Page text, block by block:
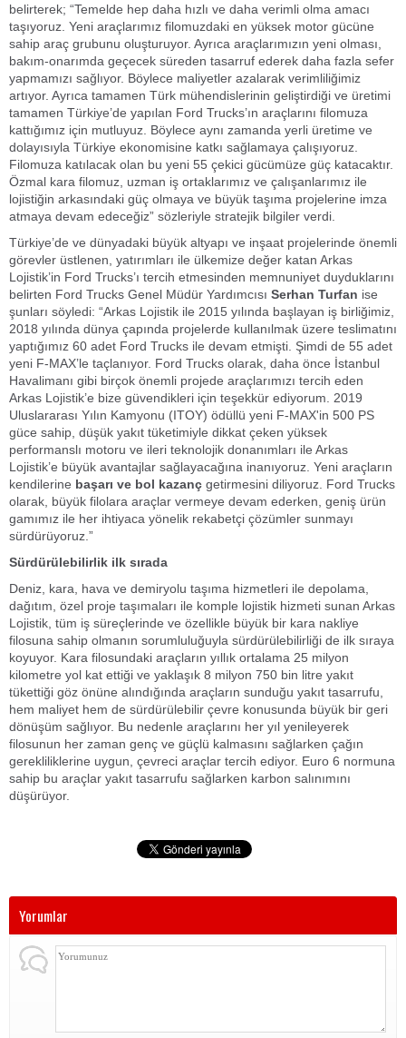
belirterek; “Temelde hep daha hızlı ve daha verimli olma amacı
taşıyoruz. Yeni araçlarımız filomuzdaki en yüksek motor gücüne
sahip araç grubunu oluşturuyor. Ayrıca araçlarımızın yeni olması,
bakım-onarımda geçecek süreden tasarruf ederek daha fazla sefer
yapmamızı sağlıyor. Böylece maliyetler azalarak verimliliğimiz
artıyor. Ayrıca tamamen Türk mühendislerinin geliştirdiği ve üretimi
tamamen Türkiye’de yapılan Ford Trucks’ın araçlarını filomuza
kattığımız için mutluyuz. Böylece aynı zamanda yerli üretime ve
dolayısıyla Türkiye ekonomisine katkı sağlamaya çalışıyoruz.
Filomuza katılacak olan bu yeni 55 çekici gücümüze güç katacaktır.
Özmal kara filomuz, uzman iş ortaklarımız ve çalışanlarımız ile
lojistiğin arkasındaki güç olmaya ve büyük taşıma projelerine imza
atmaya devam edeceğiz” sözleriyle stratejik bilgiler verdi.
Türkiye’de ve dünyadaki büyük altyapı ve inşaat projelerinde önemli
görevler üstlenen, yatırımları ile ülkemize değer katan Arkas
Lojistik’in Ford Trucks’ı tercih etmesinden memnuniyet duyduklarını
belirten Ford Trucks Genel Müdür Yardımcısı Serhan Turfan ise
şunları söyledi: “Arkas Lojistik ile 2015 yılında başlayan iş birliğimiz,
2018 yılında dünya çapında projelerde kullanılmak üzere teslimatını
yaptığımız 60 adet Ford Trucks ile devam etmişti. Şimdi de 55 adet
yeni F-MAX’le taçlanıyor. Ford Trucks olarak, daha önce İstanbul
Havalimanı gibi birçok önemli projede araçlarımızı tercih eden
Arkas Lojistik’e bize güvendikleri için teşekkür ediyorum. 2019
Uluslararası Yılın Kamyonu (ITOY) ödüllü yeni F-MAX'in 500 PS
güce sahip, düşük yakıt tüketimiyle dikkat çeken yüksek
performanslı motoru ve ileri teknolojik donanımları ile Arkas
Lojistik’e büyük avantajlar sağlayacağına inanıyoruz. Yeni araçların
kendilerine başarı ve bol kazanç getirmesini diliyoruz. Ford Trucks
olarak, büyük filolara araçlar vermeye devam ederken, geniş ürün
gamımız ile her ihtiyaca yönelik rekabetçi çözümler sunmayı
sürdürüyoruz.”
Sürdürülebilirlik ilk sırada
Deniz, kara, hava ve demiryolu taşıma hizmetleri ile depolama,
dağıtım, özel proje taşımaları ile komple lojistik hizmeti sunan Arkas
Lojistik, tüm iş süreçlerinde ve özellikle büyük bir kara nakliye
filosuna sahip olmanın sorumluluğuyla sürdürülebilirliği de ilk sıraya
koyuyor. Kara filosundaki araçların yıllık ortalama 25 milyon
kilometre yol kat ettiği ve yaklaşık 8 milyon 750 bin litre yakıt
tükettiği göz önüne alındığında araçların sunduğu yakıt tasarrufu,
hem maliyet hem de sürdürülebilir çevre konusunda büyük bir geri
dönüşüm sağlıyor. Bu nedenle araçlarını her yıl yenileyerek
filosunun her zaman genç ve güçlü kalmasını sağlarken çağın
gerekliliklerine uygun, çevreci araçlar tercih ediyor. Euro 6 normuna
sahip bu araçlar yakıt tasarrufu sağlarken karbon salınımını
düşürüyor.
Yorumlar